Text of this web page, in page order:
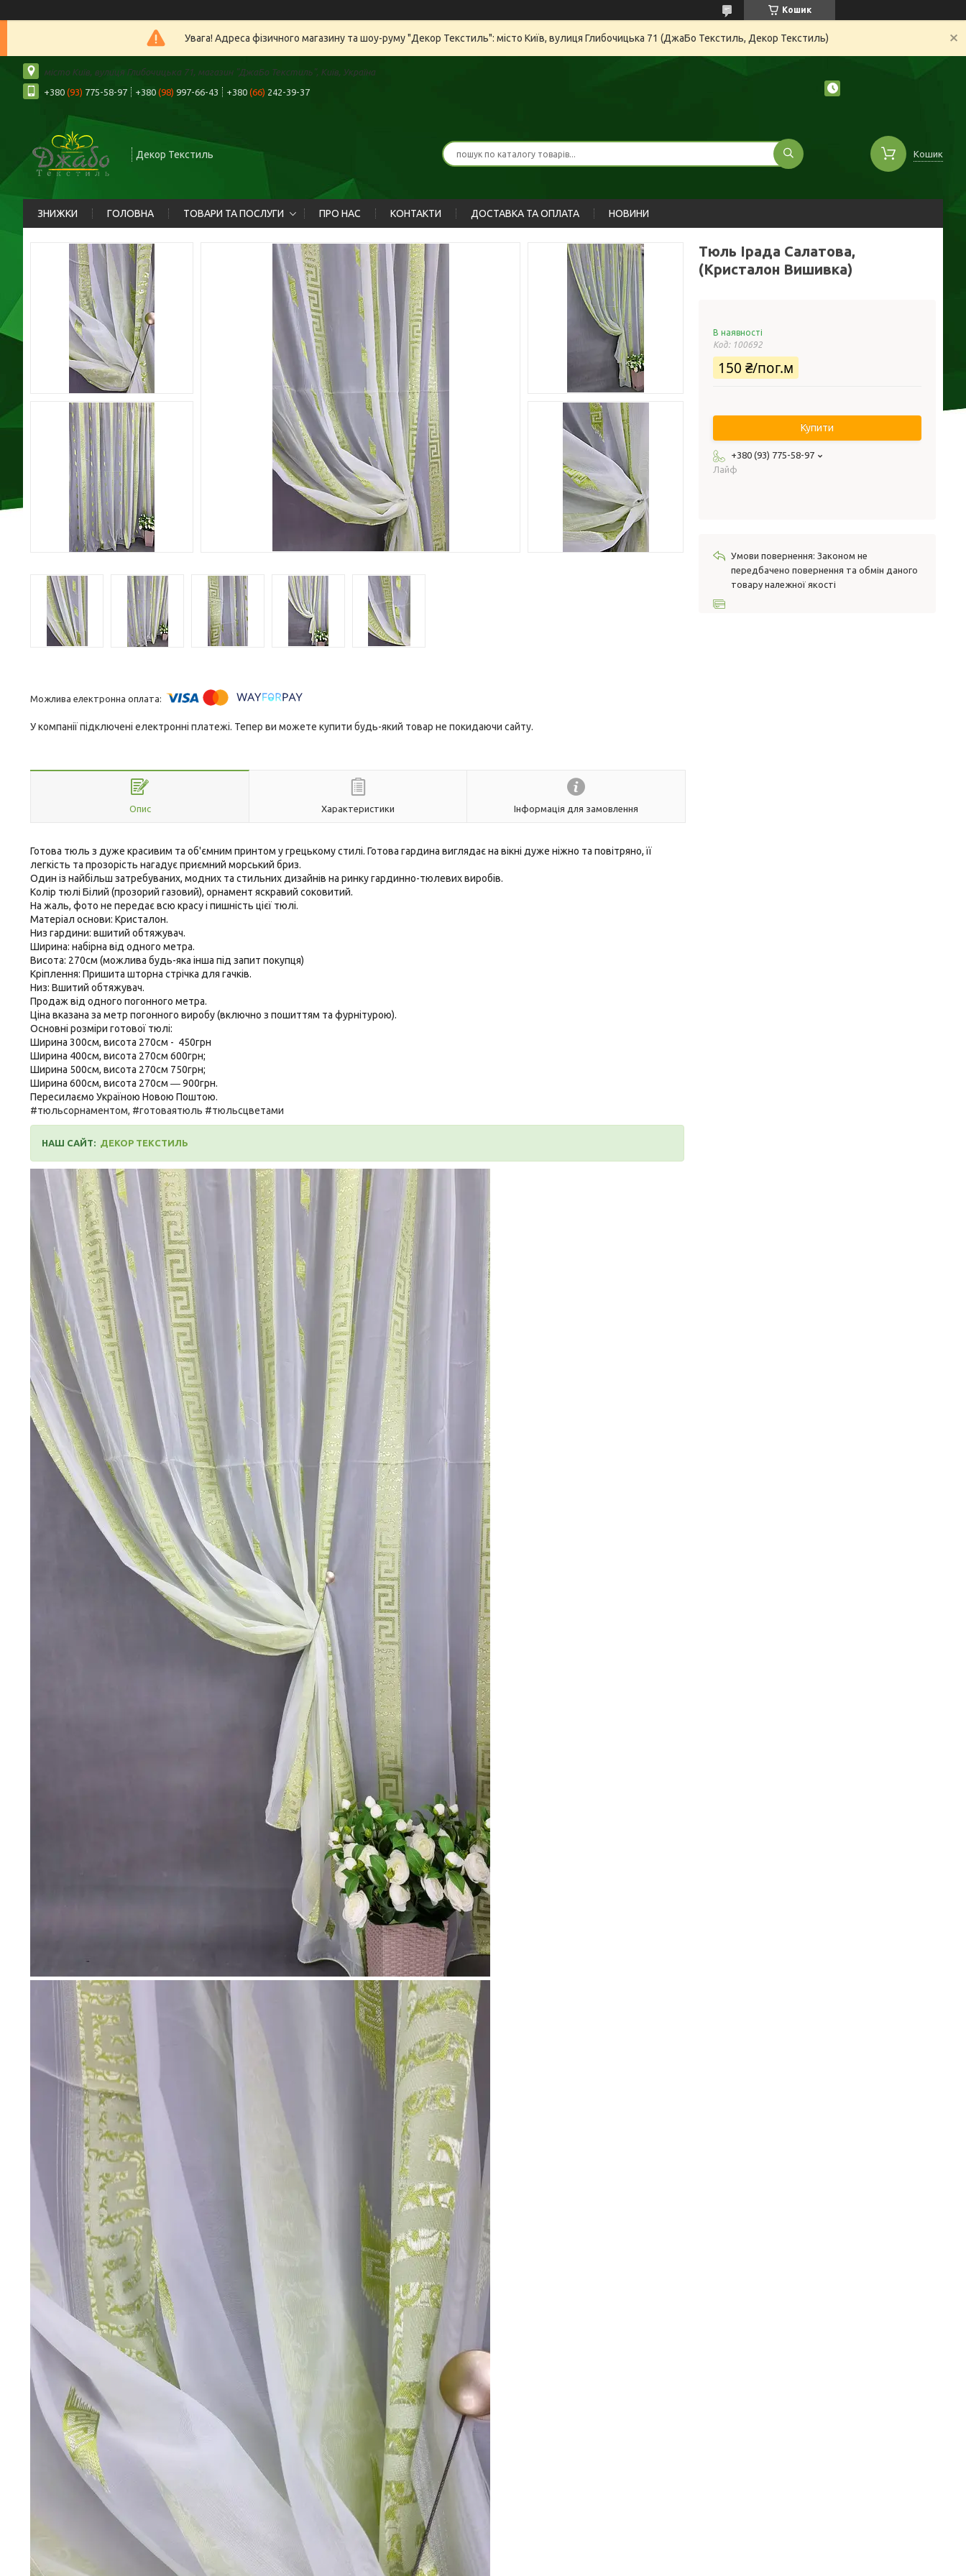
Кошик
Увага! Адреса фізичного магазину та шоу-руму "Декор Текстиль": місто Київ, вулиця Глибочицька 71 (ДжаБо Текстиль, Декор Текстиль)
місто Київ, вулиця Глибочицька 71, магазин "ДжаБо Текстиль", Київ, Україна
+380 (93) 775-58-97 +380 (98) 997-66-43 +380 (66) 242-39-37
Декор Текстиль Кошик
ЗНИЖКИ ГОЛОВНА ТОВАРИ ТА ПОСЛУГИ ПРО НАС КОНТАКТИ ДОСТАВКА ТА ОПЛАТА НОВИНИ
У компанії підключені електронні платежі. Тепер ви можете купити будь-який товар не покидаючи сайту.
Опис Характеристики Інформація для замовлення
Готова тюль з дуже красивим та об'ємним принтом у грецькому стилі. Готова гардина виглядає на вікні дуже ніжно та повітряно, її
легкість та прозорість нагадує приємний морський бриз.
Один із найбільш затребуваних, модних та стильних дизайнів на ринку гардинно-тюлевих виробів.
Колір тюлі Білий (прозорий газовий), орнамент яскравий соковитий.
На жаль, фото не передає всю красу і пишність цієї тюлі.
Матеріал основи: Кристалон.
Низ гардини: вшитий обтяжувач.
Ширина: набірна від одного метра.
Висота: 270см (можлива будь-яка інша під запит покупця)
Кріплення: Пришита шторна стрічка для гачків.
Низ: Вшитий обтяжувач.
Продаж від одного погонного метра.
Ціна вказана за метр погонного виробу (включно з пошиттям та фурнітурою).
Основні розміри готової тюлі:
Ширина 300см, висота 270см - 450грн
Ширина 400см, висота 270см 600грн;
Ширина 500см, висота 270см 750грн;
Ширина 600см, висота 270см ― 900грн.
Пересилаємо Україною Новою Поштою.
#тюльсорнаментом, #готоваятюль #тюльсцветами
НАШ САЙТ: ДЕКОР ТЕКСТИЛЬ
Тюль Ірада Салатова,
(Кристалон Вишивка)
В наявності
Код: 100692
150 ₴/пог.м
Купити
+380 (93) 775-58-97
Лайф
Законом не
передбачено повернення та обмін даного
товару належної якості